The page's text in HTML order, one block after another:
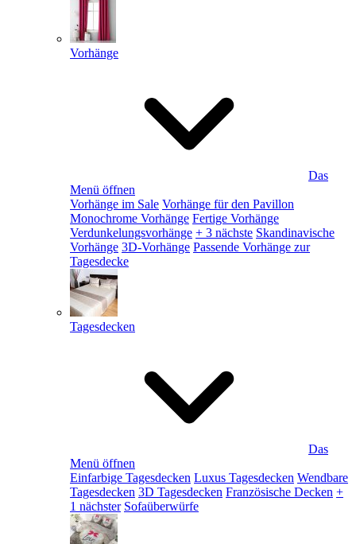
Vorhänge
Das
Menü öffnen
Vorhänge im Sale Vorhänge für den Pavillon
Monochrome Vorhänge Fertige Vorhänge
Verdunkelungsvorhänge + 3 nächste Skandinavische
Vorhänge 3D-Vorhänge Passende Vorhänge zur
Tagesdecke
Tagesdecken
Das
Menü öffnen
Einfarbige Tagesdecken Luxus Tagesdecken Wendbare
Tagesdecken 3D Tagesdecken Französische Decken +
1 nächster Sofaüberwürfe